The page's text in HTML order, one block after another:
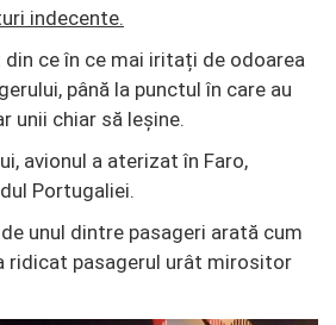
indecente.
din ce în ce mai iritați de odoarea
până la punctul în care au
unii chiar să leșine.
avionul a aterizat în Faro,
Portugaliei.
unul dintre pasageri arată cum
ridicat pasagerul urât mirositor